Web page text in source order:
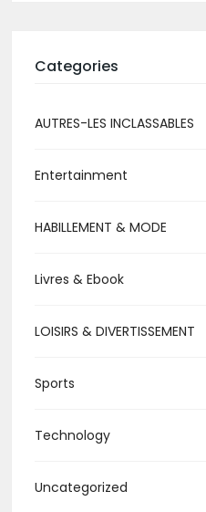
Categories
AUTRES-LES INCLASSABLES
Entertainment
HABILLEMENT & MODE
Livres & Ebook
LOISIRS & DIVERTISSEMENT
Sports
Technology
Uncategorized